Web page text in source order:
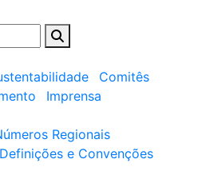
Comitês
Imprensa
Regionais
Definições e Convenções